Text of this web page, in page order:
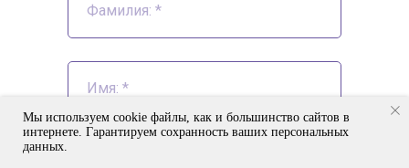
Мы используем cookie файлы, как и большинство сайтов в
интернете. Гарантируем сохранность ваших персональных
данных.